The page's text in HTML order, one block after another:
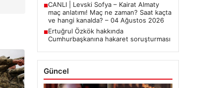
■CANLI | Levski Sofya – Kairat Almaty
maç anlatımı! Maç ne zaman? Saat kaçta
ve hangi kanalda? – 04 Ağustos 2026
■Ertuğrul Özkök hakkında
Cumhurbaşkanına hakaret soruşturması
Güncel